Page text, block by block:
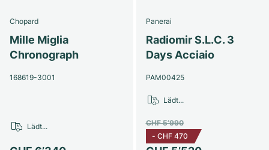
Chopard
Mille Miglia
Chronograph
168619-3001
Lädt...
Panerai
Radiomir S.L.C. 3
Days Acciaio
PAM00425
CHF 5’990
- CHF 470
Lädt...